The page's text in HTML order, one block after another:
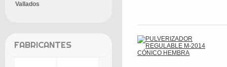
Vallados
FABRICANTES